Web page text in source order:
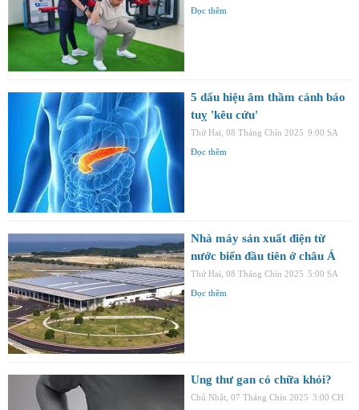
Đọc thêm
5 dấu hiệu âm thầm cảnh báo
tuỵ 'kêu cứu'
Thứ Hai, 08 Tháng Chín 2025 9:00 SA
Đọc thêm
Nhà máy sản xuất điện từ
nước biển đầu tiên ở châu Á
Thứ Hai, 08 Tháng Chín 2025 5:00 SA
Đọc thêm
Ung thư gan có chữa khỏi?
Chủ Nhật, 07 Tháng Chín 2025 3:00 CH